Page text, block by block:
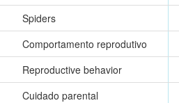
Spiders
Comportamento reprodutivo
Reproductive behavior
Cuidado parental